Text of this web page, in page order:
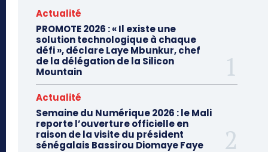
Actualité
PROMOTE 2026 : « Il existe une
solution technologique à chaque
défi », déclare Laye Mbunkur, chef
de la délégation de la Silicon
Mountain
Actualité
Semaine du Numérique 2026 : le Mali
reporte l’ouverture officielle en
raison de la visite du président
sénégalais Bassirou Diomaye Faye